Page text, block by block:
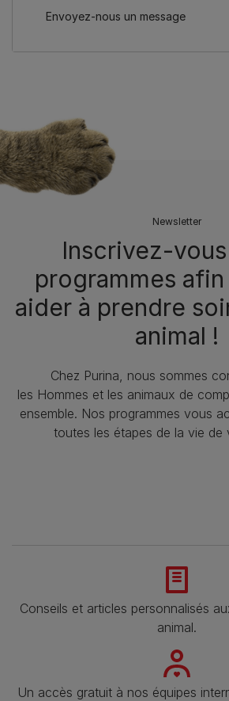
Envoyez-nous un message
Newsletter
Inscrivez-
programmes
aider à prendre
animal !​
Chez Purina, nous sommes
les Hommes et les animaux de
ensemble. Nos programmes vous
toutes les étapes de la vie de
Conseils et articles personnalisés
animal​.
Un accès gratuit à nos équipes